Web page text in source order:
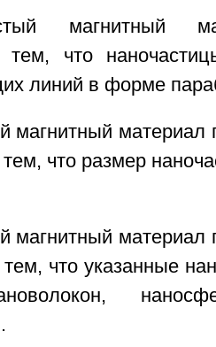
магнитный
тем, что
линий в форме
магнитный
что размер
магнитный
что указанные